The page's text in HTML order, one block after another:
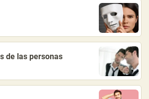
de las personas